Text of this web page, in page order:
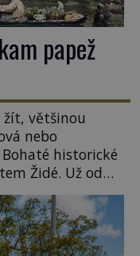
papež
většinou
nebo
historické
Židé. Už od
nuceni v
patří i římské
jde o vztah
[…]